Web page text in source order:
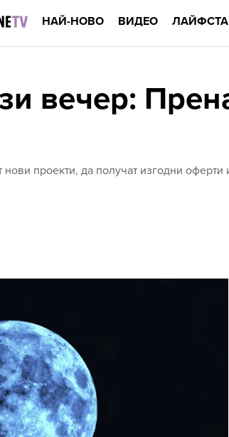
НАЙ-НОВО ВИДЕО
вечер:
нови проекти, да получат изгодни